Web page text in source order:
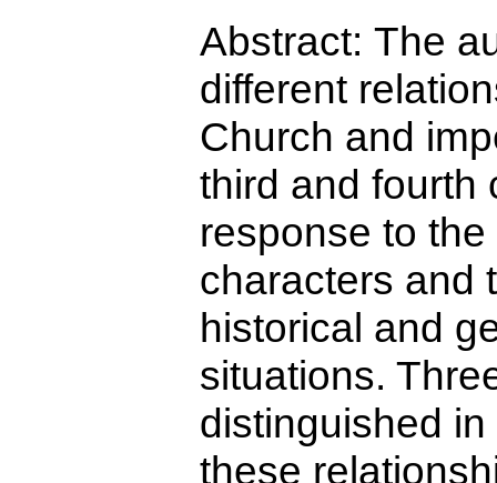
Abstract: The
different
Church and
third and fourth
response to
characters and
historical and
situations.
distinguished
these